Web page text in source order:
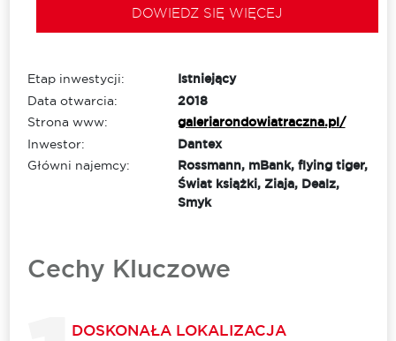
DOWIEDZ SIĘ WIĘCEJ
Etap inwestycji:
Istniejący
Data otwarcia:
2018
Strona www:
galeriarondowiatraczna.pl/
Inwestor:
Dantex
Główni najemcy:
Rossmann, mBank, flying tiger,
Świat książki, Ziaja, Dealz,
Smyk
Cechy Kluczowe
DOSKONAŁA LOKALIZACJA